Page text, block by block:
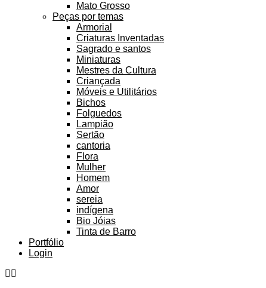
Mato Grosso
Peças por temas
Armorial
Criaturas Inventadas
Sagrado e santos
Miniaturas
Mestres da Cultura
Criançada
Móveis e Utilitários
Bichos
Folguedos
Lampião
Sertão
cantoria
Flora
Mulher
Homem
Amor
sereia
indígena
Bio Jóias
Tinta de Barro
Portfólio
Login